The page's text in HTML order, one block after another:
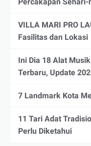
VILLA MARI PRO
Fasilitas dan Lokasi
Ini Dia 18 Alat
Terbaru, Update
7 Landmark Kota
11 Tari Adat
Perlu Diketahui